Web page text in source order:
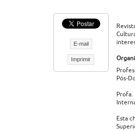
E-mail
Imprimir
Pós-
Profa.
Esta